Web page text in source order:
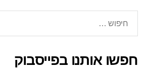
חפשו אותנו בפייסבוק